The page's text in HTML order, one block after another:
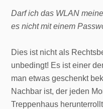
Darf ich das WLAN
es nicht mit einem
Dies ist nicht als
unbedingt! Es ist einer
man etwas geschenkt
Nachbar ist, der jeden
Treppenhaus